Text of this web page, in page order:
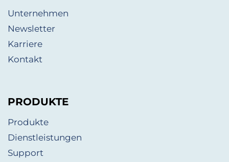
Unternehmen
Newsletter
Karriere
Kontakt
PRODUKTE
Produkte
Dienstleistungen
Support